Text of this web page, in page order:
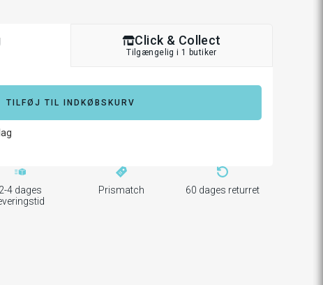
TILFØJ TIL INDKØBSKURV
Click & Collect
Tilgængelig i 1 butiker
2-4 dages
Prismatch 60 dages returret